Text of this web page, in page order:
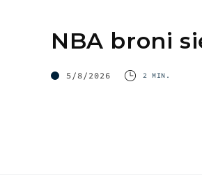
NBA broni
5/8/2026 2 MIN.